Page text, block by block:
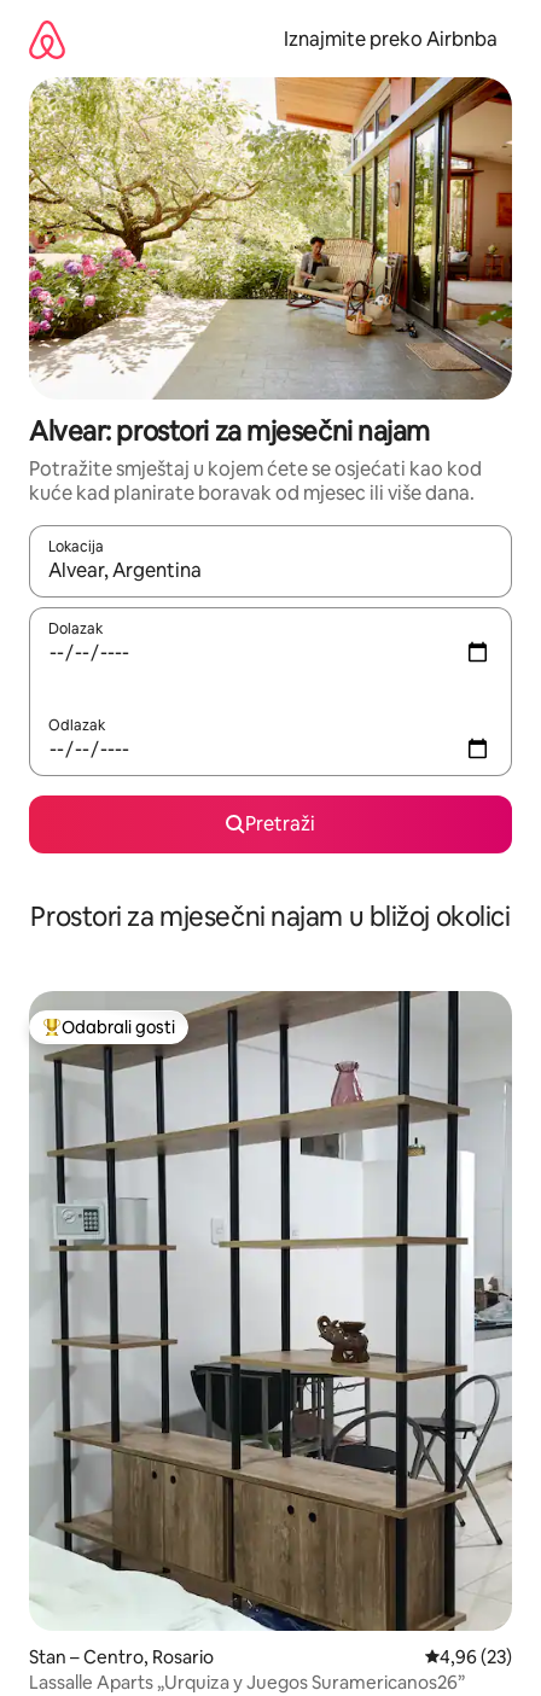
sadržaj
Iznajmite preko Airbnba
Alvear: prostori za mjesečni najam
Potražite smještaj u kojem ćete se osjećati kao kod
kuće kad planirate boravak od mjesec ili više dana.
Lokacija
Kada budu dostupni rezultati, moći ćete ih pregledati
Dolazak
Odlazak
Pretraži
Prostori za mjesečni najam u bližoj okolici
Među najviše rangiranima s oznakom „Odabrali gosti”
Odabrali gosti
Stan – Centro, Rosario Prosječna
4,96 (23)
Lassalle Aparts „Urquiza y Juegos Suramericanos26”